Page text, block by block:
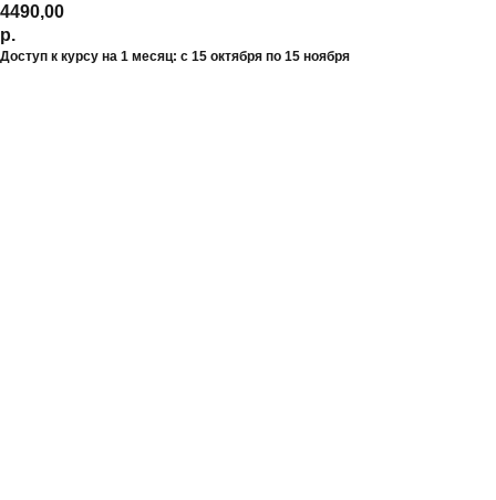
4490,00
р.
Доступ к курсу на 1 месяц: с 15 октября по 15 ноября